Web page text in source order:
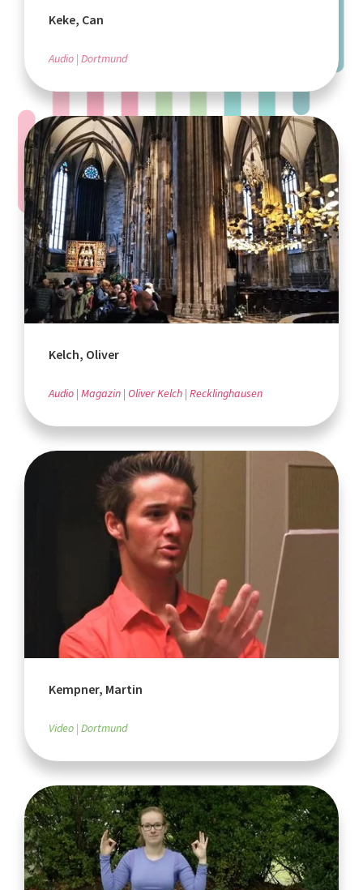
Keke, Can
Audio Dortmund
Kelch, Oliver
Audio Magazin Oliver Kelch Recklinghausen
Kempner, Martin
Video Dortmund